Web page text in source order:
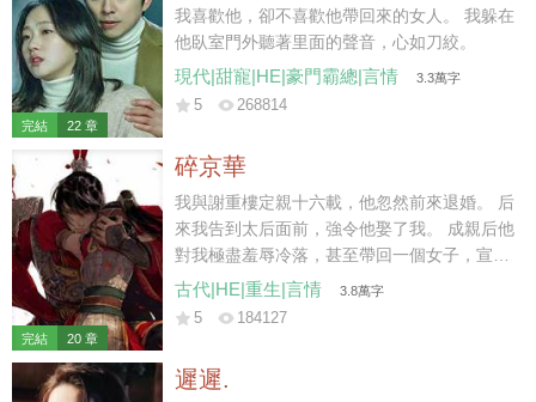
約上所約定的給她帶禮物，但每一年也都會記
錯，而且…… 每次帶的禮物，都是她並不喜歡
的。 星星的項鏈，月亮的吊墜。 多諷刺，他
心裏的那個人，就叫童星月。 雖然已經和她結
了婚，但他無時無刻都會用各種各種的方式提
婚姻的，我接受你所有的要求，但我不愛你，
甚至，憎惡你。
傷，卻把我推開，不許我靠近的蕭澤。 冷冷地
笑了。 那你就，在這兒等死吧。
完結 22 章
我喜歡他，卻不喜歡他帶回來的女人。 我躲在
他臥室門外聽著里面的聲音，心如刀絞。
現代|甜寵|HE|豪門霸總|言情 3.3萬字
5 268814
完結 20 章
碎京華
我與謝重樓定親十六載，他忽然前來退婚。 后
來我告到太后面前，強令他娶了我。 成親后他
對我極盡羞辱冷落，甚至帶回一個女子，宣布
要休妻再娶。 那時我陸家已然式微，連太后也
不肯再替我做主。 可我一身烈骨，哪里受得住
前。
古代|HE|重生|言情 3.8萬字
5 184127
遲遲.